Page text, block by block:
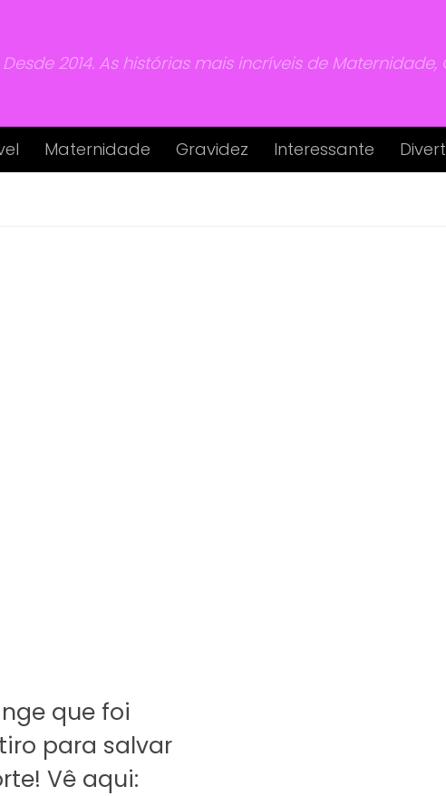
Desde 2014. As histórias mais incríveis de Maternidade,
Maternidade Gravidez Interessante
que foi
para salvar
Vê aqui: